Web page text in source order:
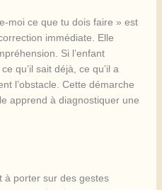
moi ce que tu dois faire » est
immédiate. Elle
Si l’enfant
qu’il sait déjà, ce qu’il a
l’obstacle. Cette démarche
apprend à diagnostiquer une
à porter sur des gestes